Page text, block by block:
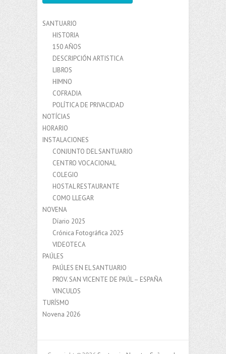
SANTUARIO
HISTORIA
150 AÑOS
DESCRIPCIÓN ARTISTICA
LIBROS
HIMNO
COFRADIA
POLÍTICA DE PRIVACIDAD
NOTÍCIAS
HORARIO
INSTALACIONES
CONJUNTO DEL SANTUARIO
CENTRO VOCACIONAL
COLEGIO
HOSTAL RESTAURANTE
COMO LLEGAR
NOVENA
Díario 2025
Crónica Fotográfica 2025
VIDEOTECA
PAÚLES
PAÚLES EN EL SANTUARIO
PROV. SAN VICENTE DE PAÚL – ESPAÑA
VINCULOS
TURÍSMO
Novena 2026